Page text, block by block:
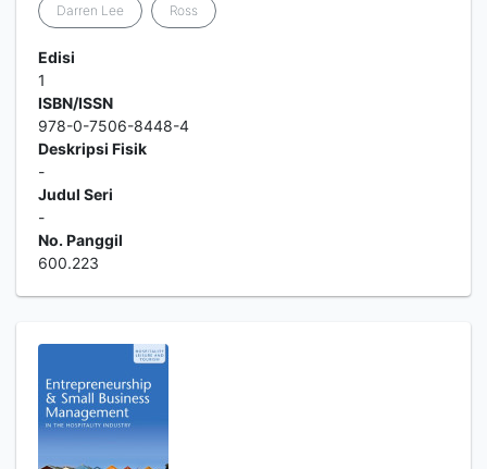
Darren Lee Ross
Edisi
1
ISBN/ISSN
978-0-7506-8448-4
Deskripsi Fisik
-
Judul Seri
-
No. Panggil
600.223